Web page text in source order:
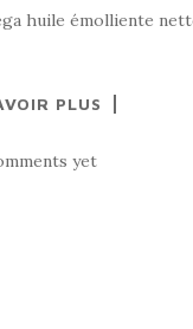
huile émolliente
PLUS
yet